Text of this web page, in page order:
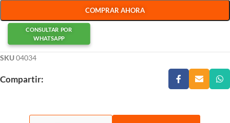
COMPRAR AHORA
CONSULTAR POR
WHATSAPP
SKU04034
Compartir: